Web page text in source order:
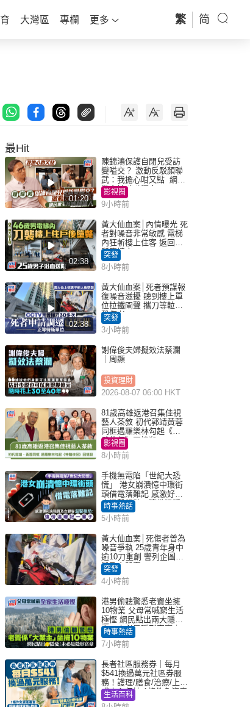
大灣區 專欄 更多 繁 简
最Hit
01:20
陳錦鴻保護自閉兒受訪
變嗌交？ 激動反駁顏聯
武：我擔心咁又點 網民
批主持咄咄逼人
影視圈
9小時前
02:38
黃大仙血案│內情曝光 死
者對噪音非常敏感 電梯
內狂斬樓上住客 返回住
所墮樓亡
突發
8小時前
02:38
黃大仙血案│死者預謀報
復噪音滋擾 聽到樓上單
位拉鐵閘聲 攜刀等𨋢伏
擊傷者
突發
3小時前
謝偉俊夫婦擬效法蔡瀾
｜周顯
投資理財
2026-08-07 06:00 HKT
81歲高雄返港召集佳視
藝人茶敘 初代郭靖黃蓉
同框遇羅樂林勾起《神
鵰俠侶》回憶殺
影視圈
8小時前
手機無電陷「世紀大恐
慌」 港女崩潰憶中環街
頭借電落難記 感激好心
人溫馨相助：這份溫暖
記一輩子｜Juicy叮
時事熱話
5小時前
黃大仙血案│死傷者曾為
噪音爭執 25歲青年身中
逾10刀重創 警列企圖謀
殺及自殺案
突發
4小時前
港男偷聽驚悉老竇坐擁
10物業 父母常喊窮生活
極慳 網民點出兩大隱
憂：未必是隱形富豪｜
Juicy叮
時事熱話
7小時前
長者社區服務券｜每月
$541換過萬元社區券服
務！護理/膳食/治療/上門
或中心任揀 1條件免資產
審查（附申請資格及教
生活百科